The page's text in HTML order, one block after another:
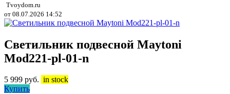
Tvoydom.ru
от 08.07.2026 14:52
Светильник подвесной Maytoni
Mod221-pl-01-n
5 999 руб. in stock
Купить